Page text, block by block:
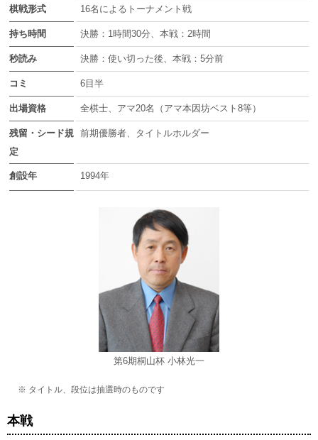
棋戦形式 16名によるトーナメント戦
持ち時間 決勝：1時間30分、本戦：2時間
秒読み 決勝：使い切った後、本戦：5分前
コミ 6目半
出場資格 全棋士、アマ20名（アマ本因坊ベスト8等）
残留・シード規
定
前期優勝者、タイトルホルダー
創設年 1994年
第6期桐山杯 小林光一
※ タイトル、段位は抽選時のものです
本戦